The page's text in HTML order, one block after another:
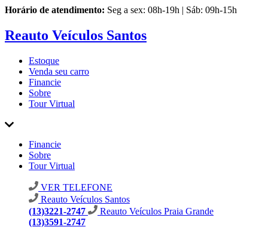
Horário de atendimento: Seg a sex: 08h-19h | Sáb: 09h-15h
Reauto Veículos Santos
Estoque
Venda seu carro
Financie
Sobre
Tour Virtual
Financie
Sobre
Tour Virtual
VER TELEFONE
Reauto Veículos Santos
(13)3221-2747
Reauto Veículos Praia Grande
(13)3591-2747